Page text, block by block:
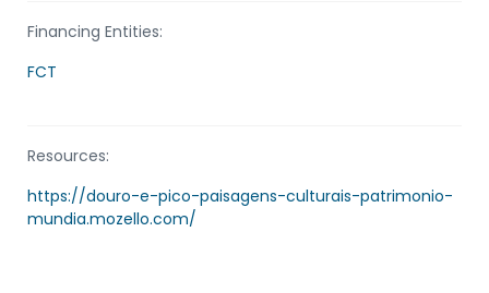
Financing Entities:
FCT
Resources:
https://douro-e-pico-paisagens-culturais-patrimonio-
mundia.mozello.com/